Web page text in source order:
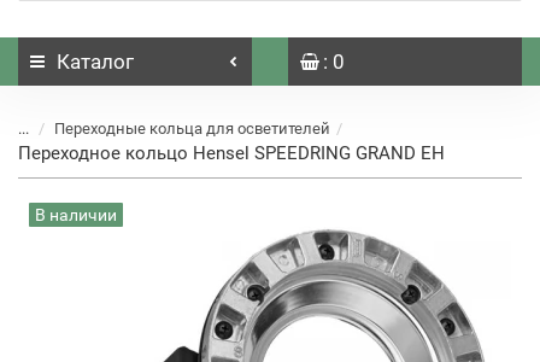
Каталог : 0
... Переходные кольца для осветителей
Переходное кольцо Hensel SPEEDRING GRAND EH
В наличии